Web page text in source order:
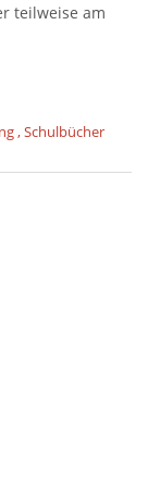
teilweise am
,Schulbücher